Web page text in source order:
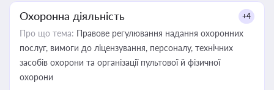
Охоронна діяльність +4
Про що тема: Правове регулювання надання охоронних
послуг, вимоги до ліцензування, персоналу, технічних
засобів охорони та організації пультової й фізичної
охорони